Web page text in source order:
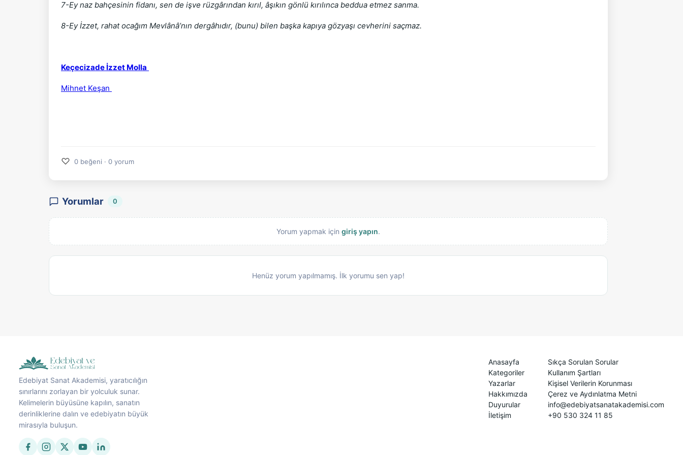
7-Ey naz bahçesinin fidanı, sen de işve rüzgârından kırıl, âşıkın gönlü kırılınca beddua etmez sanma.
8-Ey İzzet, rahat ocağım Mevlânâ’nın dergâhıdır, (bunu) bilen başka kapıya gözyaşı cevherini saçmaz.
Keçecizade İzzet Molla
Mihnet Keşan
♡ 0 beğeni · 0 yorum
Yorumlar 0
Yorum yapmak için giriş yapın.
Henüz yorum yapılmamış. İlk yorumu sen yap!
Edebiyat Sanat Akademisi, yaratıcılığın
sınırlarını zorlayan bir yolculuk sunar.
Kelimelerin büyüsüne kapılın, sanatın
derinliklerine dalın ve edebiyatın büyük
mirasıyla buluşun.
Anasayfa
Kategoriler
Yazarlar
Hakkımızda
Duyurular
İletişim
Sıkça Sorulan Sorular
Kullanım Şartları
Kişisel Verilerin Korunması
Çerez ve Aydınlatma Metni
info@edebiyatsanatakademisi.com
+90 530 324 11 85